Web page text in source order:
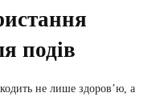
подів
не лише здоров’ю, а